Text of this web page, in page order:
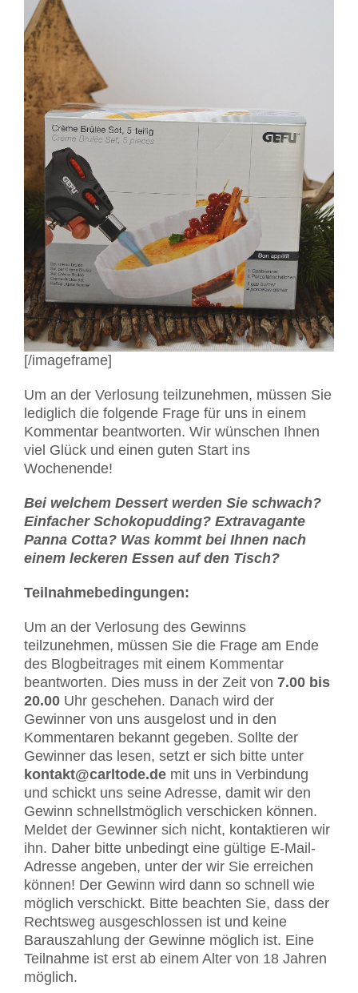
[/imageframe]
Um an der Verlosung teilzunehmen, müssen Sie
lediglich die folgende Frage für uns in einem
Kommentar beantworten. Wir wünschen Ihnen
viel Glück und einen guten Start ins
Wochenende!
Bei welchem Dessert werden Sie schwach?
Einfacher Schokopudding? Extravagante
Panna Cotta? Was kommt bei Ihnen nach
einem leckeren Essen auf den Tisch?
Teilnahmebedingungen:
Um an der Verlosung des Gewinns
teilzunehmen, müssen Sie die Frage am Ende
des Blogbeitrages mit einem Kommentar
beantworten. Dies muss in der Zeit von 7.00 bis
20.00 Uhr geschehen. Danach wird der
Gewinner von uns ausgelost und in den
Kommentaren bekannt gegeben. Sollte der
Gewinner das lesen, setzt er sich bitte unter
kontakt@carltode.de mit uns in Verbindung
und schickt uns seine Adresse, damit wir den
Gewinn schnellstmöglich verschicken können.
Meldet der Gewinner sich nicht, kontaktieren wir
ihn. Daher bitte unbedingt eine gültige E-Mail-
Adresse angeben, unter der wir Sie erreichen
können! Der Gewinn wird dann so schnell wie
möglich verschickt. Bitte beachten Sie, dass der
Rechtsweg ausgeschlossen ist und keine
Barauszahlung der Gewinne möglich ist. Eine
Teilnahme ist erst ab einem Alter von 18 Jahren
möglich.